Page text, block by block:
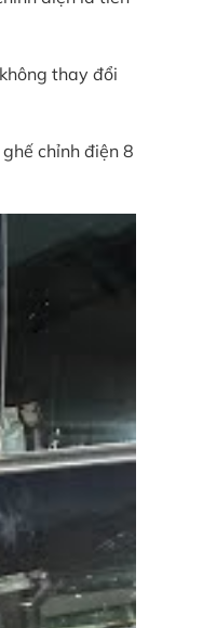
thay đổi
chỉnh điện 8